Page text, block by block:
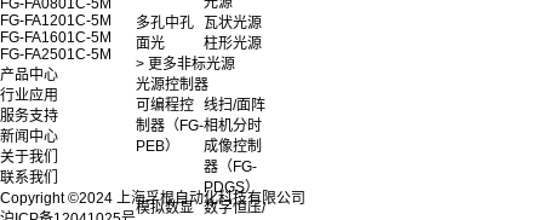
多孔中孔
面光
瓦状光源
柱形光源
> 更多非标光源
光源控制器
可编程控
制器（FG-
PEB）
线扫/面阵
相机分时
成像控制
器（FG-
PDGS）
模拟数显 数字恒压/
FG-FA1201C-5M
FG-FA1601C-5M
FG-FA2501C-5M
产品中心
行业应用
服务支持
新闻中心
关于我们
联系我们
Copyright ©2024 上海孚根自动化科技有限公司